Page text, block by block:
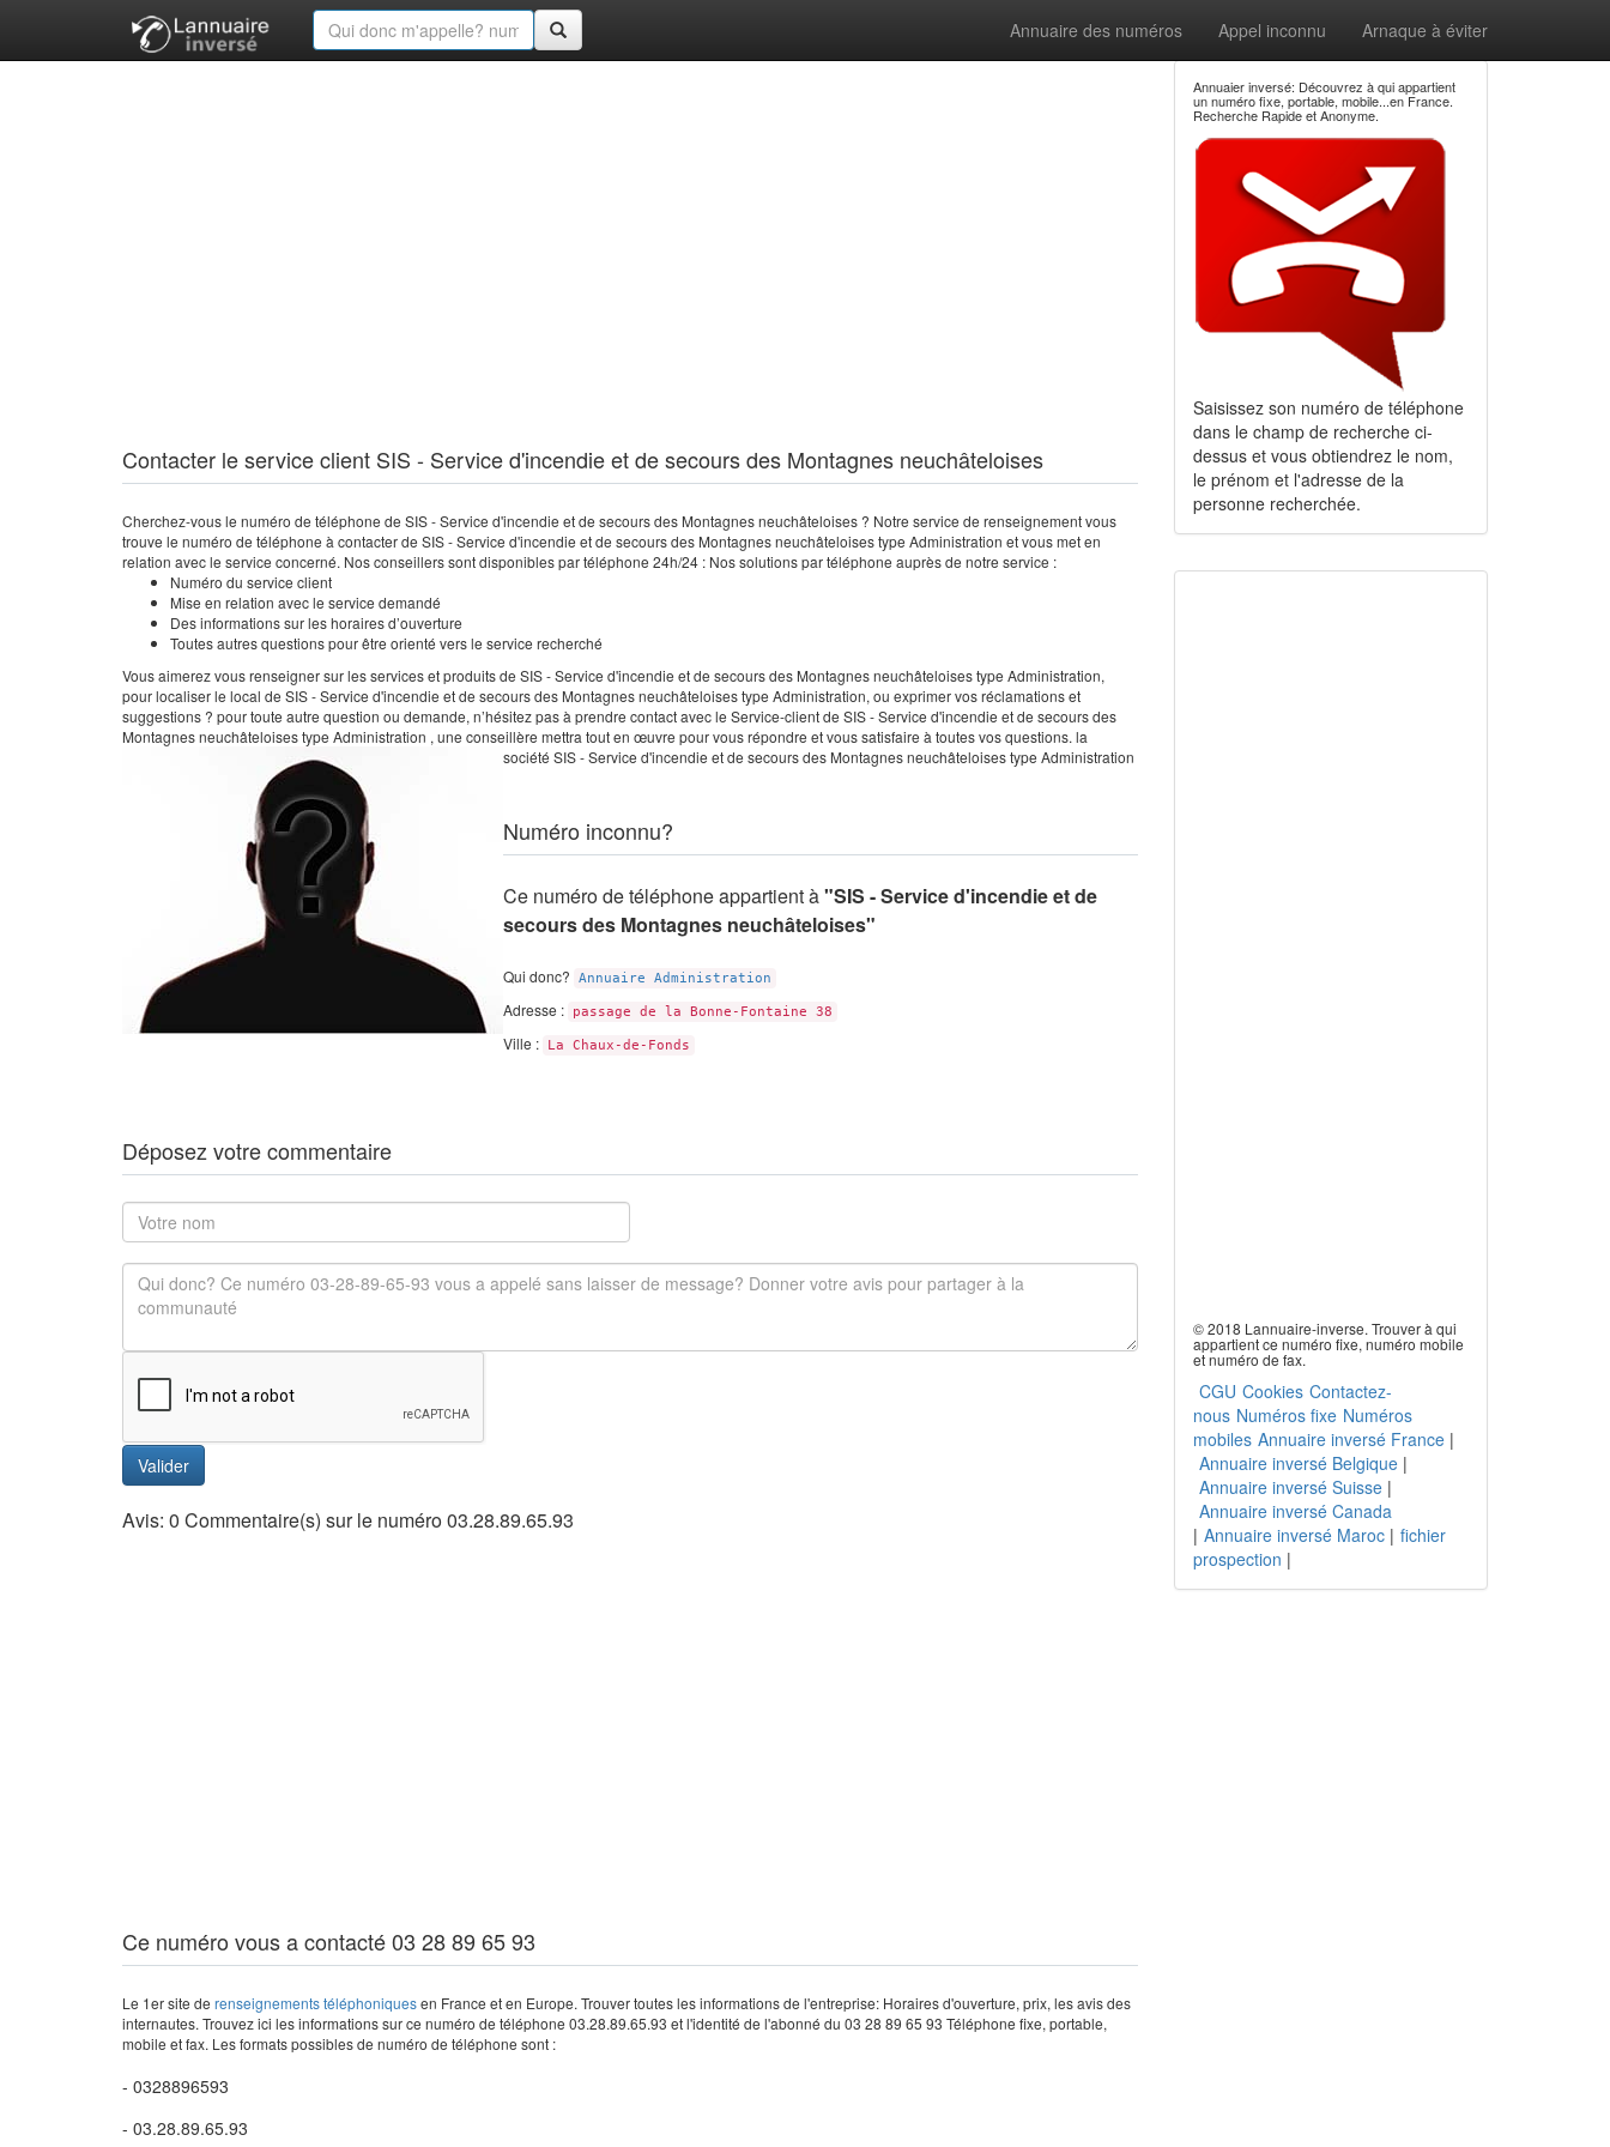
Annuaire des numéros Appel inconnu Arnaque à éviter
Contacter le service client SIS - Service d'incendie et de secours des Montagnes neuchâteloises
Cherchez-vous le numéro de téléphone de SIS - Service d'incendie et de secours des Montagnes neuchâteloises ? Notre service de renseignement vous
trouve le numéro de téléphone à contacter de SIS - Service d'incendie et de secours des Montagnes neuchâteloises type Administration et vous met en
relation avec le service concerné. Nos conseillers sont disponibles par téléphone 24h/24 : Nos solutions par téléphone auprès de notre service :
Numéro du service client
Mise en relation avec le service demandé
Des informations sur les horaires d’ouverture
Toutes autres questions pour être orienté vers le service recherché
Vous aimerez vous renseigner sur les services et produits de SIS - Service d'incendie et de secours des Montagnes neuchâteloises type Administration,
pour localiser le local de SIS - Service d'incendie et de secours des Montagnes neuchâteloises type Administration, ou exprimer vos réclamations et
suggestions ? pour toute autre question ou demande, n’hésitez pas à prendre contact avec le Service-client de SIS - Service d'incendie et de secours des
Montagnes neuchâteloises type Administration , une conseillère mettra tout en œuvre pour vous répondre et vous satisfaire à toutes vos questions. la
société SIS - Service d'incendie et de secours des Montagnes neuchâteloises type Administration
Numéro inconnu?
Ce numéro de téléphone appartient à"SIS - Service d'incendie et de
secours des Montagnes neuchâteloises"
Qui donc? Annuaire Administration
Adresse : passage de la Bonne-Fontaine 38
Ville : La Chaux-de-Fonds
Déposez votre commentaire
Valider
Avis: 0 Commentaire(s) sur le numéro 03.28.89.65.93
Ce numéro vous a contacté 03 28 89 65 93
Le 1er site de renseignements téléphoniquesen France et en Europe. Trouver toutes les informations de l'entreprise: Horaires d'ouverture, prix, les avis des
internautes. Trouvez ici les informations sur ce numéro de téléphone 03.28.89.65.93 et l'identité de l'abonné du 03 28 89 65 93 Téléphone fixe, portable,
mobile et fax. Les formats possibles de numéro de téléphone sont :
- 0328896593
- 03.28.89.65.93
Annuaier inversé: Découvrez à qui appartient
un numéro fixe, portable, mobile...en France.
Recherche Rapide et Anonyme.
Saisissez son numéro de téléphone
dans le champ de recherche ci-
dessus et vous obtiendrez le nom,
le prénom et l'adresse de la
personne recherchée.
© 2018 Lannuaire-inverse. Trouver à qui
appartient ce numéro fixe, numéro mobile
et numéro de fax.
CGU Cookies Contactez-
nous Numéros fixe Numéros
mobiles Annuaire inversé France|
Annuaire inversé Belgique|
Annuaire inversé Suisse|
Annuaire inversé Canada
| Annuaire inversé Maroc| fichier
prospection |